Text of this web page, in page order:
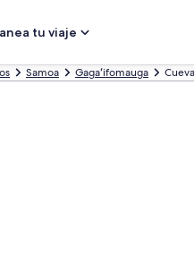
tu viaje
Samoa Gagaʻifomauga